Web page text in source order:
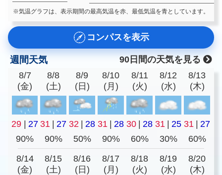
※気温グラフは、表示期間の最高気温を赤、最低気温を青としています。
コンパスを表示
週間天気
90日間の天気を見る
8/7
(金)
8/8
(土)
8/9
(日)
8/10
(月)
8/11
(火)
8/12
(水)
8/13
(木)
29 | 27 31 | 27 32 | 28 31 | 28 30 | 28 31 | 25 31 | 27
90%
90% 50% 90% 60% 30% 60%
8/14
(金)
8/15
(土)
8/16
(日)
8/17
(月)
8/18
(火)
8/19
(水)
8/20
(木)